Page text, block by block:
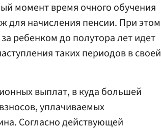
момент время очного обучения
для начисления пенсии. При этом
ребенком до полутора лет идет
таких периодов в своей
выплат, в куда большей
уплачиваемых
Согласно действующей